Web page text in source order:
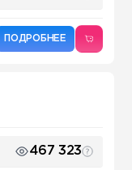
ПОДРОБНЕЕ
467 323